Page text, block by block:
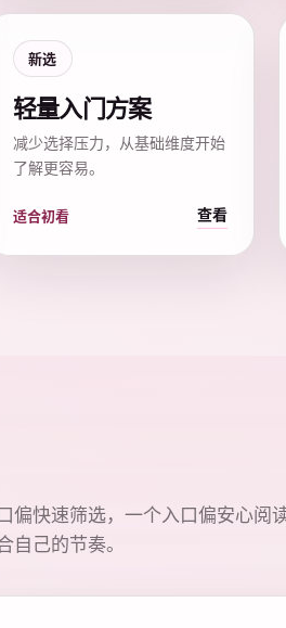
新选
轻量入门方案
减少选择压力，从基础维度开始
了解更容易。
适合初看 查看
偏快速筛选，一个入口偏安心阅
自己的节奏。